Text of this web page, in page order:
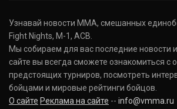
Узнавай новости ММА, смешанных
Fight Nights, M-1, ACB.
Мы собираем для вас последние новости
сайте вы всегда сможете ознакомиться с
предстоящих турниров, посмотреть
бойцами и мировые рейтинги бойцов.
О сайте Реклама на сайте -- info@vmma.ru